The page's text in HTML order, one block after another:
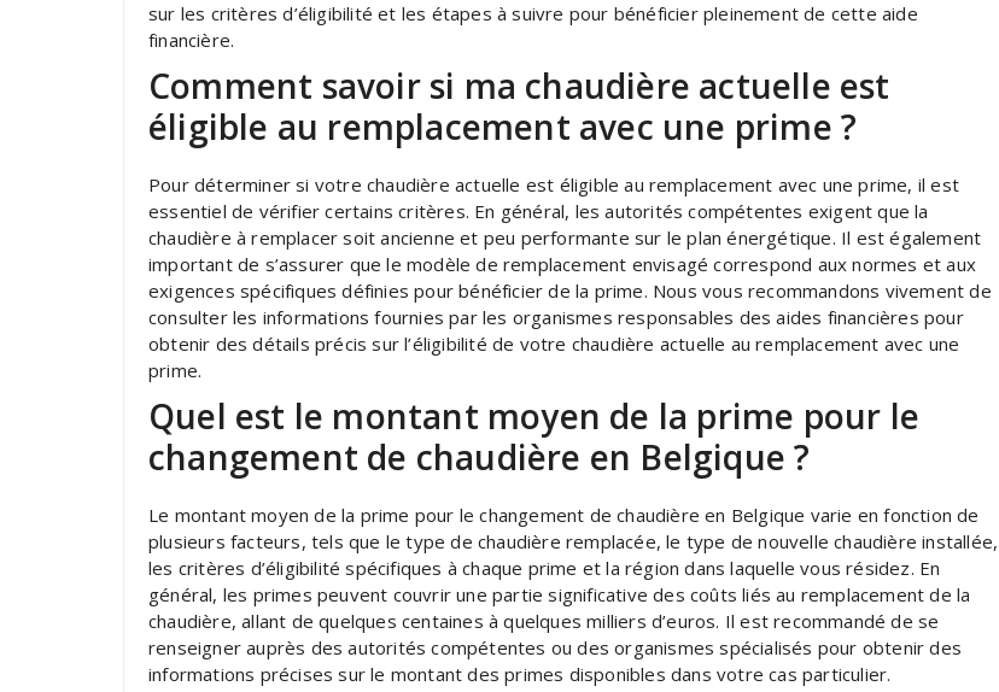
sur les critères d’éligibilité et les étapes à suivre pour bénéficier pleinement de cette aide
financière.
Comment savoir si ma chaudière actuelle est
éligible au remplacement avec une prime ?
Pour déterminer si votre chaudière actuelle est éligible au remplacement avec une prime, il est
essentiel de vérifier certains critères. En général, les autorités compétentes exigent que la
chaudière à remplacer soit ancienne et peu performante sur le plan énergétique. Il est également
important de s’assurer que le modèle de remplacement envisagé correspond aux normes et aux
exigences spécifiques définies pour bénéficier de la prime. Nous vous recommandons vivement de
consulter les informations fournies par les organismes responsables des aides financières pour
obtenir des détails précis sur l’éligibilité de votre chaudière actuelle au remplacement avec une
prime.
Quel est le montant moyen de la prime pour le
changement de chaudière en Belgique ?
Le montant moyen de la prime pour le changement de chaudière en Belgique varie en fonction de
plusieurs facteurs, tels que le type de chaudière remplacée, le type de nouvelle chaudière installée,
les critères d’éligibilité spécifiques à chaque prime et la région dans laquelle vous résidez. En
général, les primes peuvent couvrir une partie significative des coûts liés au remplacement de la
chaudière, allant de quelques centaines à quelques milliers d’euros. Il est recommandé de se
renseigner auprès des autorités compétentes ou des organismes spécialisés pour obtenir des
informations précises sur le montant des primes disponibles dans votre cas particulier.